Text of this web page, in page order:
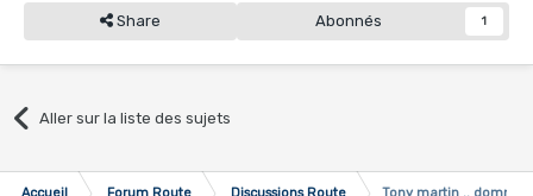
Share Abonnés 1
Aller sur la liste des sujets